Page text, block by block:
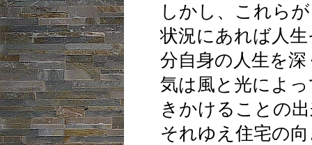
しかし、これら
状況にあれば人
分自身の人生を
気は風と光によ
きかけることの
それゆえ住宅の